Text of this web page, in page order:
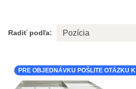
Radiť podľa:
PRE OBJEDNÁVKU POŠLITE OTÁZKU